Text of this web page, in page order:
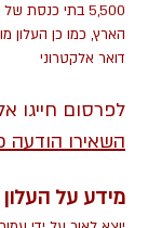
5,500 בתי כנסת
הארץ, כמו כן העלון
דואר אלקטרוני
לפרסום חייגו
השאירו הודעה
מידע על